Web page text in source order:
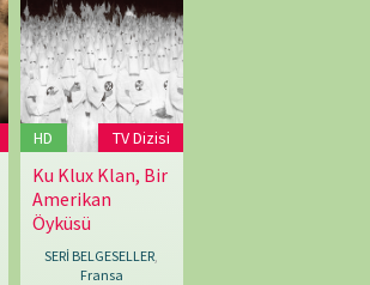
HD TV Dizisi
Ku Klux Klan, Bir
Amerikan
Öyküsü
SERİ BELGESELLER
Fransa
06.10.2020
David
Korn
Brzoza